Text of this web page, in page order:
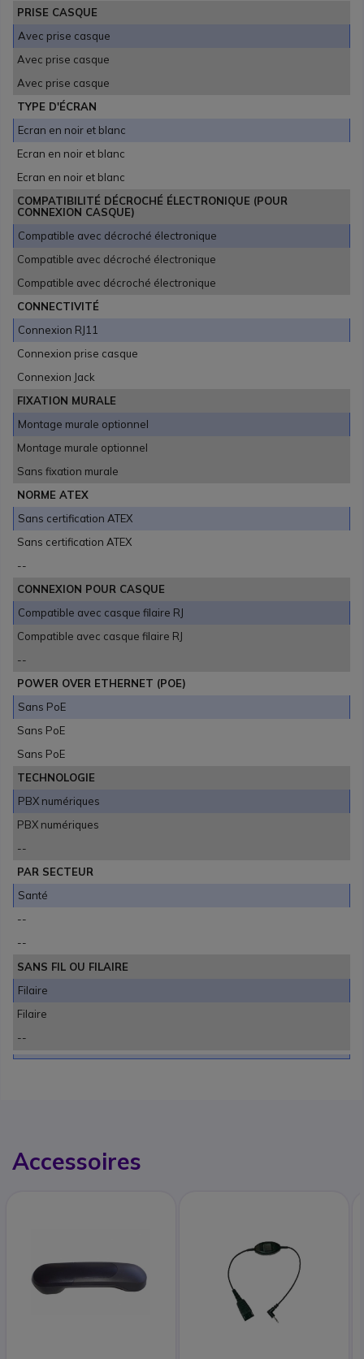
PRISE CASQUE
Avec prise casque
Avec prise casque
Avec prise casque
TYPE D'ÉCRAN
Ecran en noir et blanc
Ecran en noir et blanc
Ecran en noir et blanc
COMPATIBILITÉ DÉCROCHÉ ÉLECTRONIQUE (POUR
CONNEXION CASQUE)
Compatible avec décroché électronique
Compatible avec décroché électronique
Compatible avec décroché électronique
CONNECTIVITÉ
Connexion RJ11
Connexion prise casque
Connexion Jack
FIXATION MURALE
Montage murale optionnel
Montage murale optionnel
Sans fixation murale
NORME ATEX
Sans certification ATEX
Sans certification ATEX
--
CONNEXION POUR CASQUE
Compatible avec casque filaire RJ
Compatible avec casque filaire RJ
--
POWER OVER ETHERNET (POE)
Sans PoE
Sans PoE
Sans PoE
TECHNOLOGIE
PBX numériques
PBX numériques
--
PAR SECTEUR
Santé
--
--
SANS FIL OU FILAIRE
Filaire
Filaire
--
Accessoires